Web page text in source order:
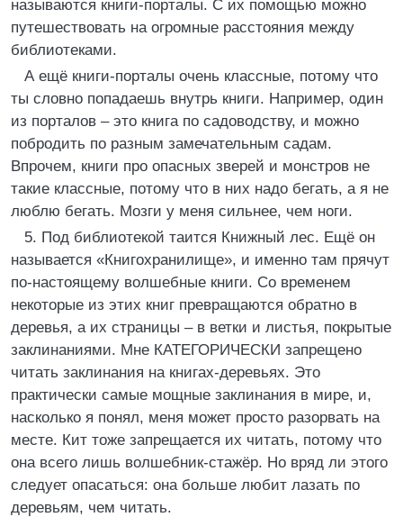
называются книги-порталы. С их помощью можно
путешествовать на огромные расстояния между
библиотеками.
А ещё книги-порталы очень классные, потому что
ты словно попадаешь внутрь книги. Например, один
из порталов – это книга по садоводству, и можно
побродить по разным замечательным садам.
Впрочем, книги про опасных зверей и монстров не
такие классные, потому что в них надо бегать, а я не
люблю бегать. Мозги у меня сильнее, чем ноги.
5. Под библиотекой таится Книжный лес. Ещё он
называется «Книгохранилище», и именно там прячут
по-настоящему волшебные книги. Со временем
некоторые из этих книг превращаются обратно в
деревья, а их страницы – в ветки и листья, покрытые
заклинаниями. Мне КАТЕГОРИЧЕСКИ запрещено
читать заклинания на книгах-деревьях. Это
практически самые мощные заклинания в мире, и,
насколько я понял, меня может просто разорвать на
месте. Кит тоже запрещается их читать, потому что
она всего лишь волшебник-стажёр. Но вряд ли этого
следует опасаться: она больше любит лазать по
деревьям, чем читать.